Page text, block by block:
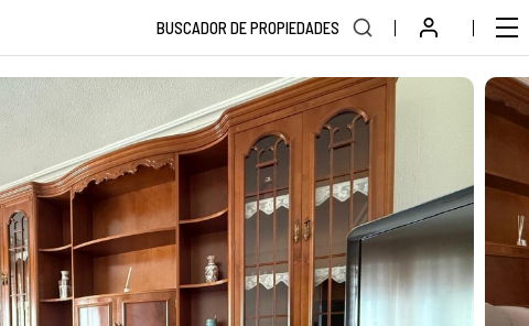
BUSCADOR DE PROPIEDADES